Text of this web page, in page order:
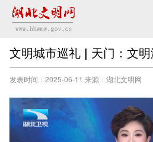
文明城市巡礼 | 天门：文
发表时间：2025-06-11 来源：湖北文明网